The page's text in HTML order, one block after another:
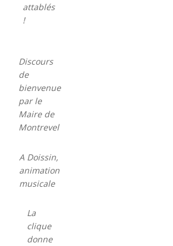
attablés
!
Discours
de
bienvenue
par le
Maire de
Montrevel
A Doissin,
animation
musicale
La
clique
donne